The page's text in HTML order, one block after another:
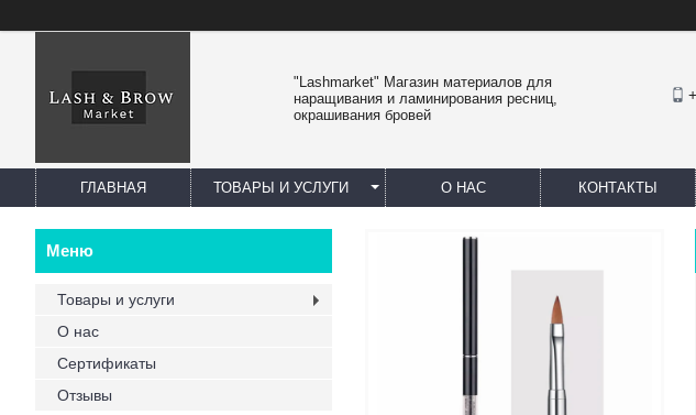
"Lashmarket" Магазин материалов для
наращивания и ламинирования ресниц,
окрашивания бровей
ГЛАВНАЯ ТОВАРЫ И УСЛУГИ О НАС КОНТАКТЫ
Товары и услуги
О нас
Сертификаты
Отзывы